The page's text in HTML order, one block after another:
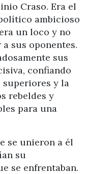
Craso. Era el
ambicioso
un loco y no
sus oponentes.
sus
confiando
superiores y la
rebeldes y
para una
se unieron a él
su
se enfrentaban.